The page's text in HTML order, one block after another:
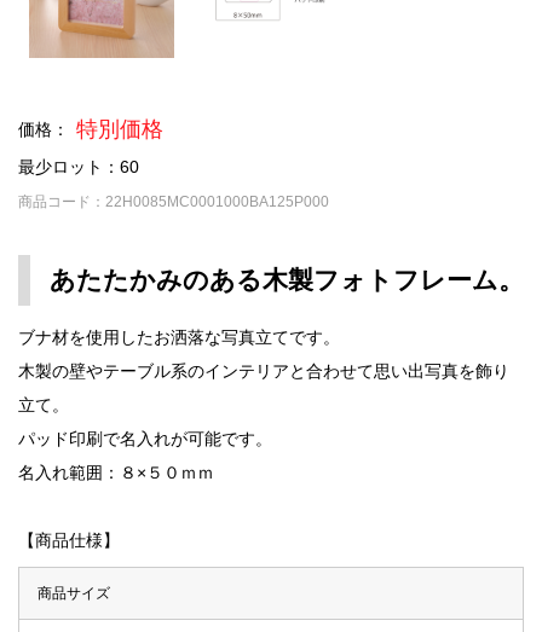
価格： 特別価格
最少ロット：60
商品コード：22H0085MC0001000BA125P000
あたたかみのある木製フォトフレーム。
ブナ材を使用したお洒落な写真立てです。
木製の壁やテーブル系のインテリアと合わせて思い出写真を飾り
立て。
パッド印刷で名入れが可能です。
名入れ範囲：８×５０ｍｍ
【商品仕様】
商品サイズ